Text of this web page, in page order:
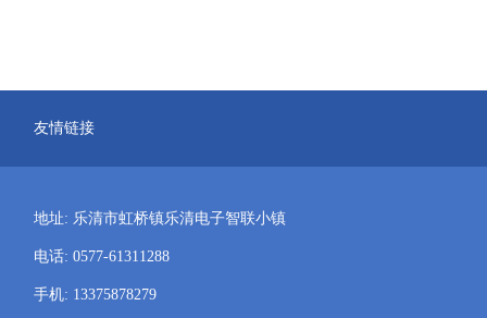
友情链接
地址: 乐清市虹桥镇乐清电子智联小镇
电话: 0577-61311288
手机: 13375878279